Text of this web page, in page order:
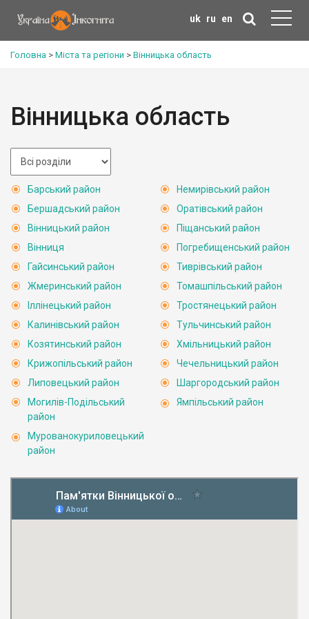
uk ru en
Головна > Міста та регіони > Вінницька область
Вінницька область
Барський район
Бершадський район
Вінницький район
Вінниця
Гайсинський район
Жмеринський район
Іллінецький район
Калинівський район
Козятинський район
Крижопільський район
Липовецький район
Могилів-Подільський
район
Мурованокуриловецький
район
Немирівський район
Оратівський район
Піщанський район
Погребищенський район
Тиврівський район
Томашпільський район
Тростянецький район
Тульчинський район
Хмільницький район
Чечельницький район
Шаргородський район
Ямпільський район